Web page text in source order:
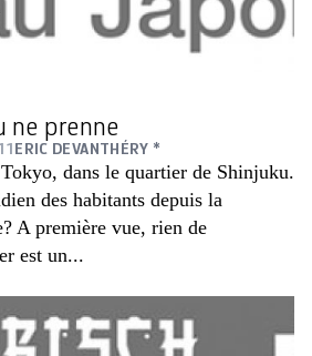
ne prenne
ERIC DEVANTHÉRY *
dans le quartier de Shinjuku.
des habitants depuis la
A première vue, rien de
est un...